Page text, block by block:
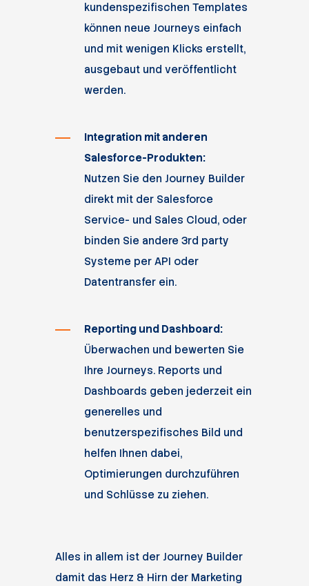
kundenspezifischen Templates
können neue Journeys einfach
und mit wenigen Klicks erstellt,
ausgebaut und veröffentlicht
werden.
Integration mit anderen
Salesforce-Produkten:
Nutzen Sie den Journey Builder
direkt mit der Salesforce
Service- und Sales Cloud, oder
binden Sie andere 3rd party
Systeme per API oder
Datentransfer ein.
Reporting und Dashboard:
Überwachen und bewerten Sie
Ihre Journeys. Reports und
Dashboards geben jederzeit ein
generelles und
benutzerspezifisches Bild und
helfen Ihnen dabei,
Optimierungen durchzuführen
und Schlüsse zu ziehen.
Alles in allem ist der Journey Builder
damit das Herz & Hirn der Marketing